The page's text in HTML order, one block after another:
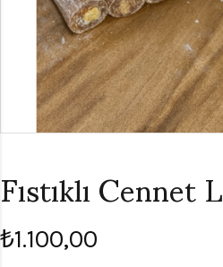
Fıstıklı Cennet
₺1.100,00